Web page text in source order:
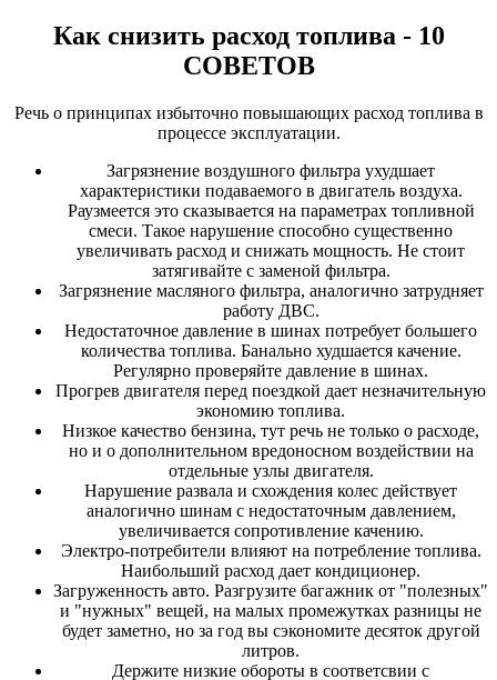
Как снизить расход топлива - 10
СОВЕТОВ
Речь о принципах избыточно повышающих расход топлива в
процессе эксплуатации.
Загрязнение воздушного фильтра ухудшает
характеристики подаваемого в двигатель воздуха.
Раузмеется это сказывается на параметрах топливной
смеси. Такое нарушение способно существенно
увеличивать расход и снижать мощность. Не стоит
затягивайте с заменой фильтра.
Загрязнение масляного фильтра, аналогично затрудняет
работу ДВС.
Недостаточное давление в шинах потребует большего
количества топлива. Банально худшается качение.
Регулярно проверяйте давление в шинах.
Прогрев двигателя перед поездкой дает незначительную
экономию топлива.
Низкое качество бензина, тут речь не только о расходе,
но и о дополнительном вредоносном воздействии на
отдельные узлы двигателя.
Нарушение развала и схождения колес действует
аналогично шинам с недостаточным давлением,
увеличивается сопротивление качению.
Электро-потребители влияют на потребление топлива.
Наибольший расход дает кондиционер.
Загруженность авто. Разгрузите багажник от "полезных"
и "нужных" вещей, на малых промежутках разницы не
будет заметно, но за год вы сэкономите десяток другой
литров.
Держите низкие обороты в соответсвии с